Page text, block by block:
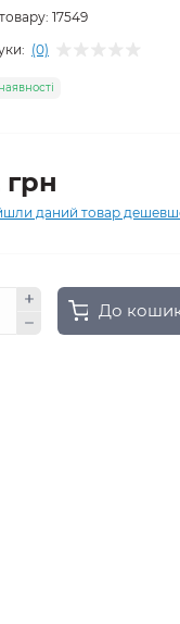
17549
(0)
грн
даний товар
До